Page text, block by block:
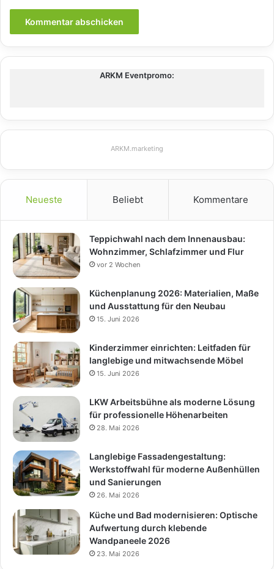
ARKM Eventpromo:
ARKM.marketing
Neueste Beliebt Kommentare
Teppichwahl nach dem Innenausbau:
Wohnzimmer, Schlafzimmer und Flur
vor 2 Wochen
Küchenplanung 2026: Materialien, Maße
und Ausstattung für den Neubau
15. Juni 2026
Kinderzimmer einrichten: Leitfaden für
langlebige und mitwachsende Möbel
15. Juni 2026
LKW Arbeitsbühne als moderne Lösung
für professionelle Höhenarbeiten
28. Mai 2026
Langlebige Fassadengestaltung:
Werkstoffwahl für moderne Außenhüllen
und Sanierungen
26. Mai 2026
Küche und Bad modernisieren: Optische
Aufwertung durch klebende
Wandpaneele 2026
23. Mai 2026